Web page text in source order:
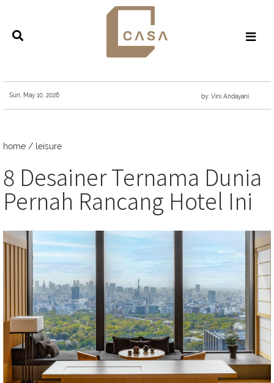
Sun, May 10, 2026 by: Vini Andayani
home / leisure
8 Desainer Ternama Dunia
Pernah Rancang Hotel Ini